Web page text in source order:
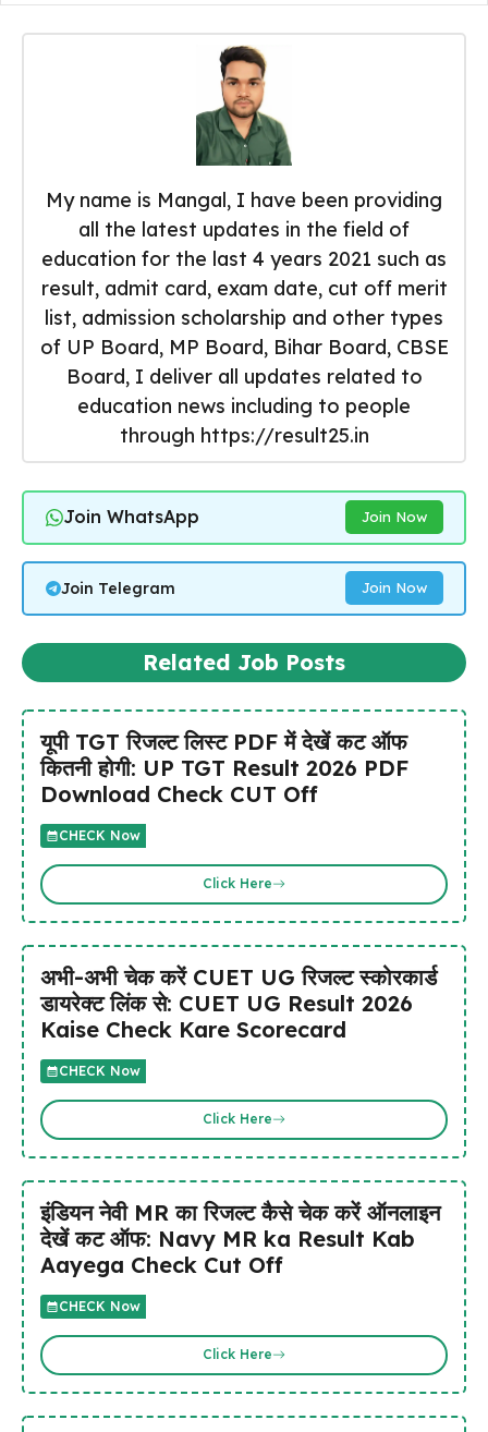
My name is Mangal, I have been providing
all the latest updates in the field of
education for the last 4 years 2021 such as
result, admit card, exam date, cut off merit
list, admission scholarship and other types
of UP Board, MP Board, Bihar Board, CBSE
Board, I deliver all updates related to
education news including to people
through https://result25.in
Join WhatsApp Join Now
Join Telegram Join Now
Related Job Posts
यूपी TGT रिजल्ट लिस्ट PDF में देखें कट ऑफ
कितनी होगी: UP TGT Result 2026 PDF
Download Check CUT Off
CHECK Now
Click Here
अभी-अभी चेक करें CUET UG रिजल्ट स्कोरकार्ड
डायरेक्ट लिंक से: CUET UG Result 2026
Kaise Check Kare Scorecard
CHECK Now
Click Here
इंडियन नेवी MR का रिजल्ट कैसे चेक करें ऑनलाइन
देखें कट ऑफ: Navy MR ka Result Kab
Aayega Check Cut Off
CHECK Now
Click Here